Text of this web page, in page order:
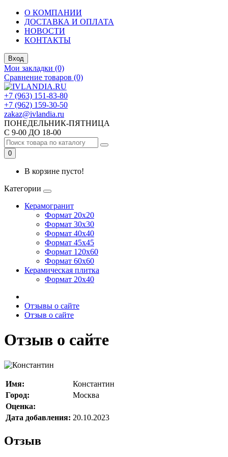
О КОМПАНИИ
ДОСТАВКА И ОПЛАТА
НОВОСТИ
КОНТАКТЫ
Вход
Мои закладки (0)
Сравнение товаров (0)
+7 (963) 151-83-80
+7 (962) 159-30-50
zakaz@ivlandia.ru
ПОНЕДЕЛЬНИК-ПЯТНИЦА
С 9-00 ДО 18-00
0
В корзине пусто!
Категории
Керамогранит
Формат 20х20
Формат 30х30
Формат 40х40
Формат 45х45
Формат 120х60
Формат 60х60
Керамическая плитка
Формат 20х40
Отзывы о сайте
Отзыв о сайте
Отзыв о сайте
Имя:
Константин
Город:
Москва
Оценка:
Дата добавления: 20.10.2023
Отзыв